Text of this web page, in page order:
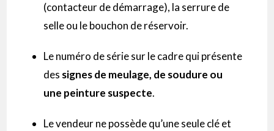
(contacteur de démarrage), la serrure de
selle ou le bouchon de réservoir.
Le numéro de série sur le cadre qui présente
des signes de meulage, de soudure ou
une peinture suspecte.
Le vendeur ne possède qu’une seule clé et